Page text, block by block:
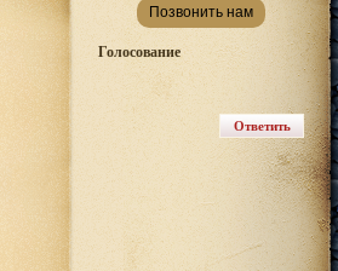
Позвонить нам
Голосование